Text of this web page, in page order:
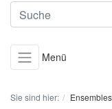
Menü
Sie sind hier: Ensembles